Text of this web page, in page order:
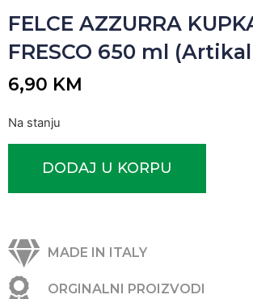
FELCE AZZURRA
FRESCO 650 ml (Artikal
6,90 KM
Na stanju
DODAJ U KORPU
MADE IN ITALY
ORGINALNI PROIZVODI